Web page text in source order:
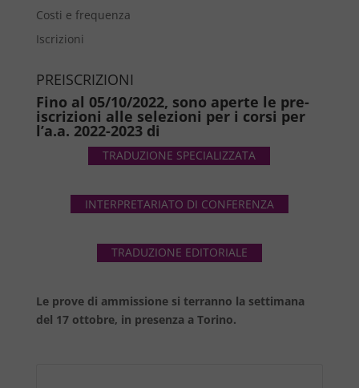
Costi e frequenza
Iscrizioni
PREISCRIZIONI
Fino al 05/10/2022, sono aperte le pre-
iscrizioni alle selezioni per i corsi per
l’a.a. 2022-2023 di
TRADUZIONE SPECIALIZZATA
INTERPRETARIATO DI CONFERENZA
TRADUZIONE EDITORIALE
Le prove di ammissione si terranno la settimana
del 17 ottobre, in presenza a Torino.